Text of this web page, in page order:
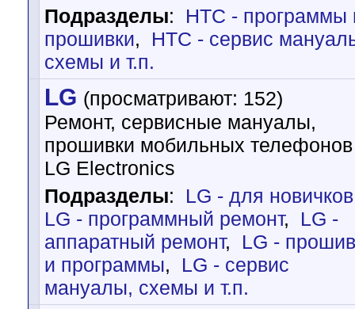
Подразделы:
HTC - программы
прошивки,
HTC - cервис
схемы и т.п.
LG (просматривают: 152)
Ремонт, сервисные мануалы,
прошивки мобильных телефонов
LG Electronics
Подразделы: LG - для новичков
LG - программный ремонт,
LG -
аппаратный ремонт,
LG -
и программы,
LG - cервис
мануалы, схемы и т.п.